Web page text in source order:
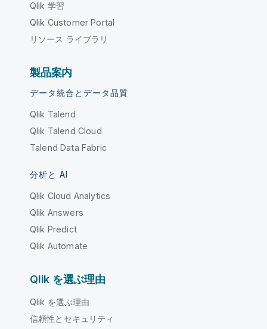
Qlik 学習
Qlik Customer Portal
リソース ライブラリ
製品案内
データ統合とデータ品質
Qlik Talend
Qlik Talend Cloud
Talend Data Fabric
分析と AI
Qlik Cloud Analytics
Qlik Answers
Qlik Predict
Qlik Automate
Qlik を選ぶ理由
Qlik を選ぶ理由
信頼性とセキュリティ